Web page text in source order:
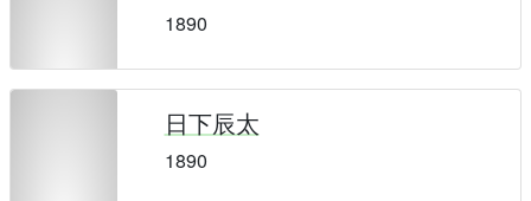
1890
日下辰太
1890